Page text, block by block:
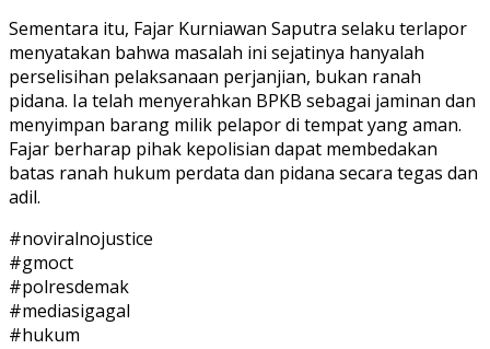
Sementara itu, Fajar Kurniawan Saputra selaku terlapor
menyatakan bahwa masalah ini sejatinya hanyalah
perselisihan pelaksanaan perjanjian, bukan ranah
pidana. Ia telah menyerahkan BPKB sebagai jaminan dan
menyimpan barang milik pelapor di tempat yang aman.
Fajar berharap pihak kepolisian dapat membedakan
batas ranah hukum perdata dan pidana secara tegas dan
adil.
#noviralnojustice
#gmoct
#polresdemak
#mediasigagal
#hukum